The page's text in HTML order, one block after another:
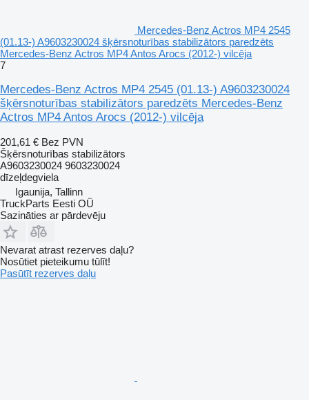
Mercedes-Benz Actros MP4 2545
(01.13-) A9603230024 šķērsnoturības stabilizātors paredzēts
Mercedes-Benz Actros MP4 Antos Arocs (2012-) vilcēja
7
Mercedes-Benz Actros MP4 2545 (01.13-) A9603230024
šķērsnoturības stabilizātors paredzēts Mercedes-Benz
Actros MP4 Antos Arocs (2012-) vilcēja
201,61 € Bez PVN
Šķērsnoturības stabilizātors
A9603230024 9603230024
dīzeļdegviela
Igaunija, Tallinn
TruckParts Eesti OÜ
Sazināties ar pārdevēju
Nevarat atrast rezerves daļu?
Nosūtiet pieteikumu tūlīt!
Pasūtīt rezerves daļu